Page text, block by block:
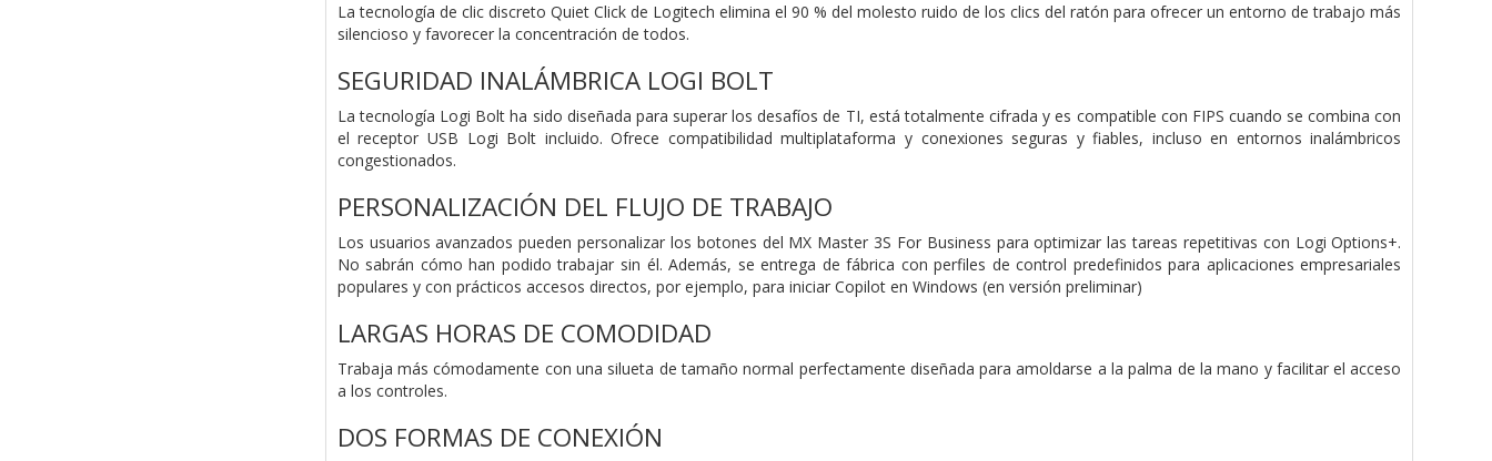
La tecnología de clic discreto Quiet Click de Logitech elimina el 90 % del molesto ruido de los clics del ratón para ofrecer un entorno de trabajo más
silencioso y favorecer la concentración de todos.
SEGURIDAD INALÁMBRICA LOGI BOLT
La tecnología Logi Bolt ha sido diseñada para superar los desafíos de TI, está totalmente cifrada y es compatible con FIPS cuando se combina con
el receptor USB Logi Bolt incluido. Ofrece compatibilidad multiplataforma y conexiones seguras y fiables, incluso en entornos inalámbricos
congestionados.
PERSONALIZACIÓN DEL FLUJO DE TRABAJO
Los usuarios avanzados pueden personalizar los botones del MX Master 3S For Business para optimizar las tareas repetitivas con Logi Options+.
No sabrán cómo han podido trabajar sin él. Además, se entrega de fábrica con perfiles de control predefinidos para aplicaciones empresariales
populares y con prácticos accesos directos, por ejemplo, para iniciar Copilot en Windows (en versión preliminar)
LARGAS HORAS DE COMODIDAD
Trabaja más cómodamente con una silueta de tamaño normal perfectamente diseñada para amoldarse a la palma de la mano y facilitar el acceso
a los controles.
DOS FORMAS DE CONEXIÓN